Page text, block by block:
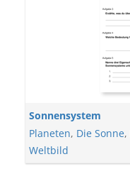
Sonnensystem
Planeten, Die Sonne,
Weltbild